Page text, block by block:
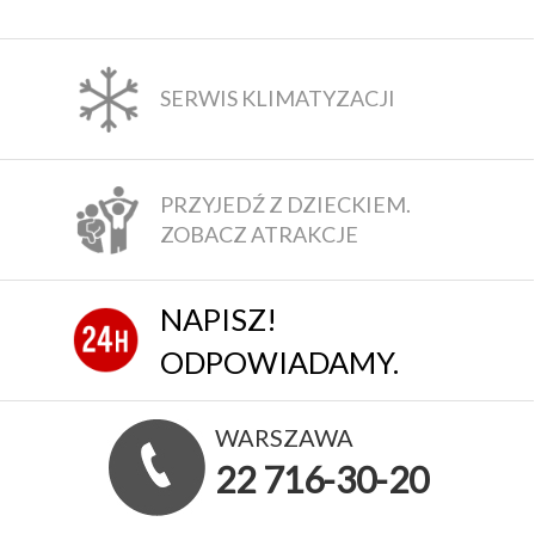
SERWIS KLIMATYZACJI
PRZYJEDŹ Z DZIECKIEM.
ZOBACZ ATRAKCJE
NAPISZ!
ODPOWIADAMY.
WARSZAWA
22 716-30-20